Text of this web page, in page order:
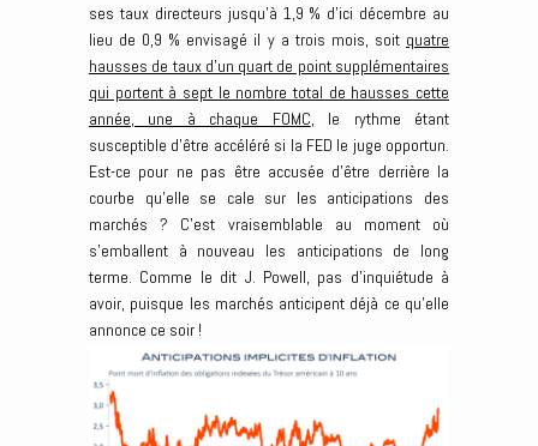
ses taux directeurs jusqu’à 1,9 % d’ici décembre au
lieu de 0,9 % envisagé il y a trois mois, soit quatre
hausses de taux d’un quart de point supplémentaires
qui portent à sept le nombre total de hausses cette
année, une à chaque FOMC, le rythme étant
susceptible d’être accéléré si la FED le juge opportun.
Est-ce pour ne pas être accusée d’être derrière la
courbe qu’elle se cale sur les anticipations des
marchés ? C’est vraisemblable au moment où
s’emballent à nouveau les anticipations de long
terme. Comme le dit J. Powell, pas d’inquiétude à
avoir, puisque les marchés anticipent déjà ce qu’elle
annonce ce soir !